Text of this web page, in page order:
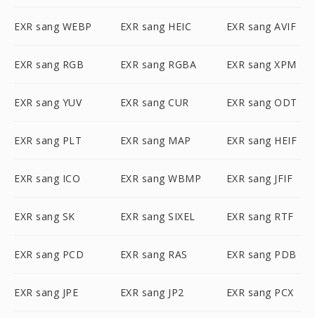
EXR sang WEBP EXR sang HEIC EXR sang AVIF
EXR sang RGB EXR sang RGBA EXR sang XPM
EXR sang YUV EXR sang CUR EXR sang ODT
EXR sang PLT EXR sang MAP EXR sang HEIF
EXR sang ICO EXR sang WBMP EXR sang JFIF
EXR sang SK EXR sang SIXEL EXR sang RTF
EXR sang PCD EXR sang RAS EXR sang PDB
EXR sang JPE EXR sang JP2 EXR sang PCX